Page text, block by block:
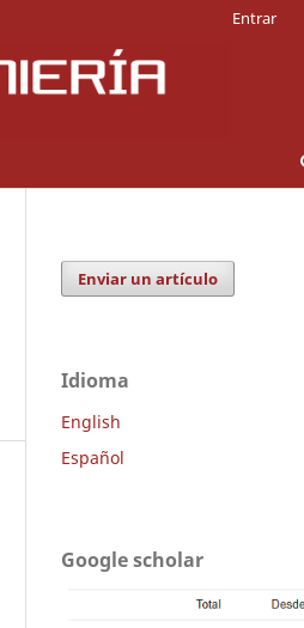
Entrar
Enviar un artículo
Idioma
English
Español
Google scholar